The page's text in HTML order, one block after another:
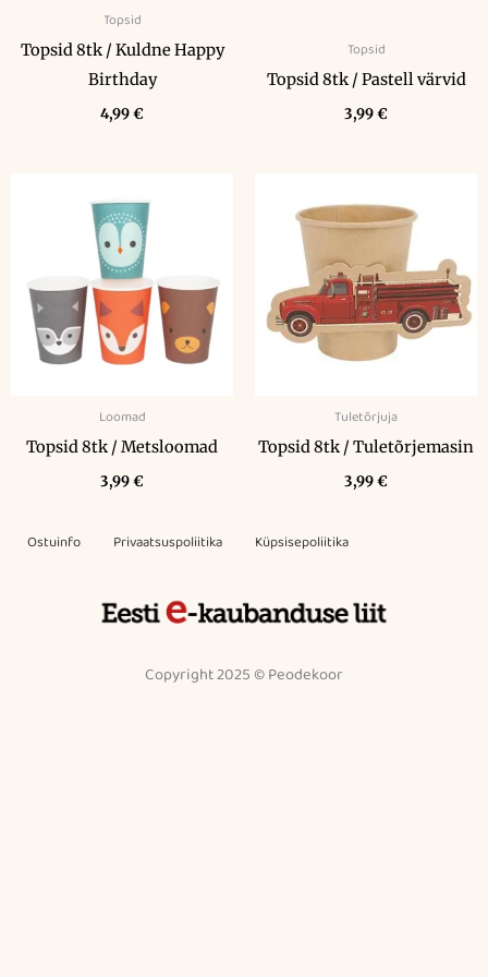
Topsid
Topsid 8tk / Kuldne Happy
Birthday
4,99€
Topsid
Topsid 8tk / Pastell värvid
3,99€
Loomad
Topsid 8tk / Metsloomad
3,99€
Tuletõrjuja
Topsid 8tk / Tuletõrjemasin
3,99€
Ostuinfo Privaatsuspoliitika Küpsisepoliitika
Copyright 2025 © Peodekoor